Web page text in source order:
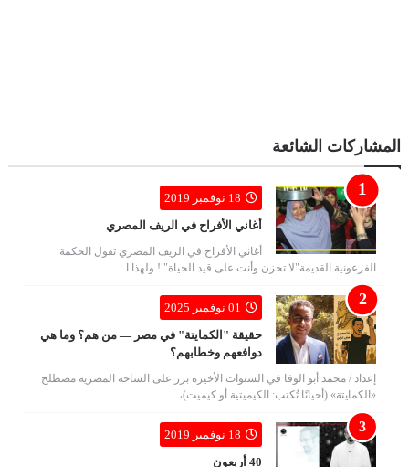
المشاركات الشائعة
18 نوفمبر 2019
أغاني الأفراح في الريف المصري
أغاني الأفراح في الريف المصري تقول الحكمة
الفرعونية القديمة"لا تحزن وأنت على قيد الحياة" ! ولهذا ا…
01 نوفمبر 2025
حقيقة "الكمايتة" في مصر — من هم؟ وما هي
دوافعهم وخطابهم؟
إعداد / محمد أبو الوفا في السنوات الأخيرة برز على الساحة المصرية مصطلح
«الكمايتة» (أحيانًا تُكتب: الكيميتية أو كيميت)، …
18 نوفمبر 2019
40 أربعون